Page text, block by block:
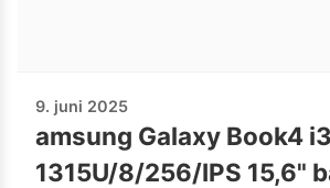
9. juni 2025
amsung Galaxy Book4
1315U/8/256/IPS 15,6"